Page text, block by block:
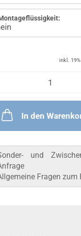
inkl.
In den
und
Fragen zum